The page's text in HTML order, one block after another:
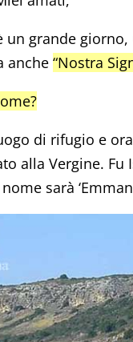
un grande
anche “Nostra
di rifugio e
alla Vergine.
sarà